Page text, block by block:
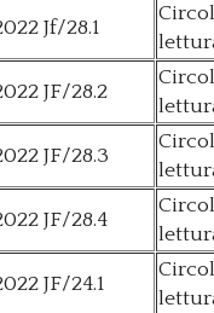
Jf/28.1
JF/28.2
JF/28.3
JF/28.4
JF/24.1